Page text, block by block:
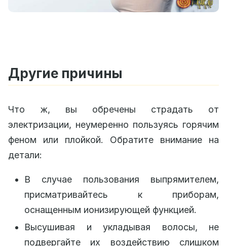
Другие причины
Что ж, вы обречены страдать от
электризации, неумеренно пользуясь горячим
феном или плойкой. Обратите внимание на
детали:
В случае пользования выпрямителем,
присматривайтесь к приборам,
оснащенным ионизирующей функцией.
Высушивая и укладывая волосы, не
подвергайте их воздействию слишком